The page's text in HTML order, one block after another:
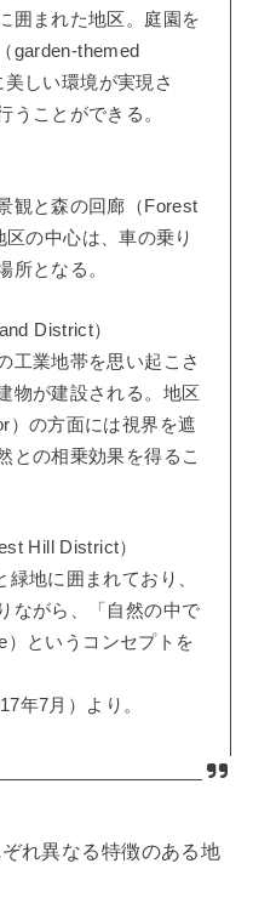
囲まれた地区。庭園を
garden-themed
しい環境が実現さ
うことができる。
観と森の回廊（Forest
の中心は、車の乗り
所となる。
District）
工業地帯を思い起こさ
物が建設される。地区
）の方面には視界を遮
との相乗効果を得るこ
Hill District）
地に囲まれており、
ながら、「自然の中で
というコンセプトを
年7月）より。
れ異なる特徴のある地